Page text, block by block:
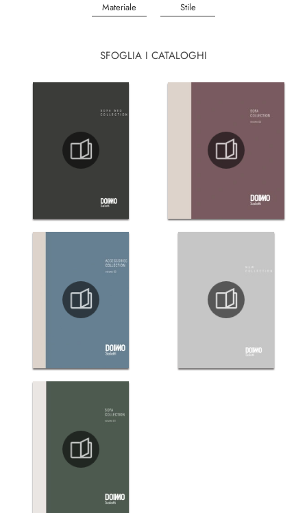
Materiale Stile
SFOGLIA I CATALOGHI